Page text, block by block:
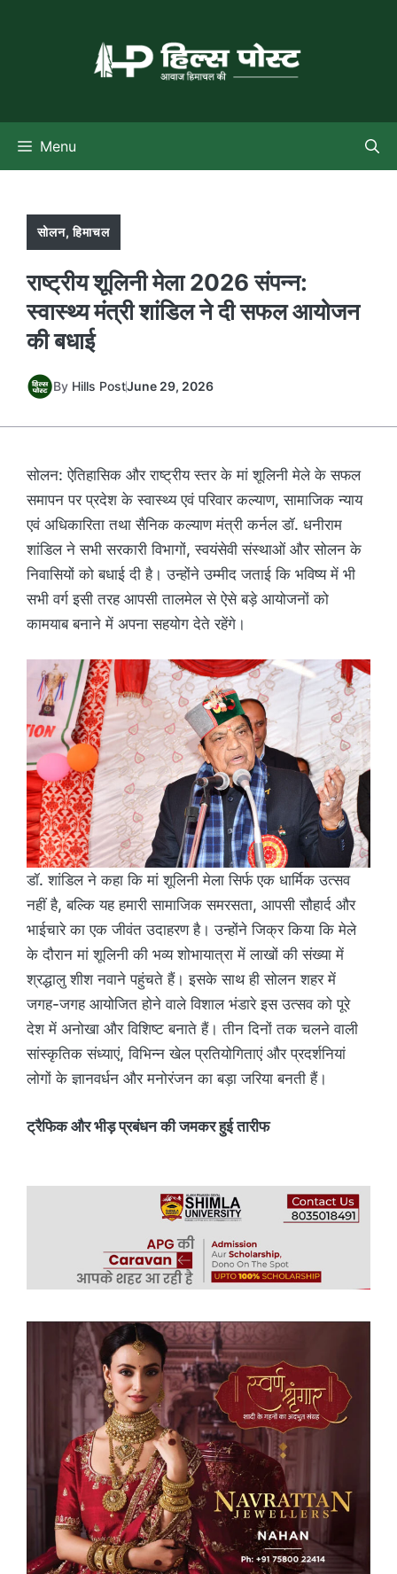
Menu
सोलन,हिमाचल
राष्ट्रीय शूलिनी मेला 2026 संपन्न:
स्वास्थ्य मंत्री शांडिल ने दी सफल आयोजन
की बधाई
By Hills PostJune 29, 2026
सोलन: ऐतिहासिक और राष्ट्रीय स्तर के मां शूलिनी मेले के सफल
समापन पर प्रदेश के स्वास्थ्य एवं परिवार कल्याण, सामाजिक न्याय
एवं अधिकारिता तथा सैनिक कल्याण मंत्री कर्नल डॉ. धनीराम
शांडिल ने सभी सरकारी विभागों, स्वयंसेवी संस्थाओं और सोलन के
निवासियों को बधाई दी है। उन्होंने उम्मीद जताई कि भविष्य में भी
सभी वर्ग इसी तरह आपसी तालमेल से ऐसे बड़े आयोजनों को
कामयाब बनाने में अपना सहयोग देते रहेंगे।
डॉ. शांडिल ने कहा कि मां शूलिनी मेला सिर्फ एक धार्मिक उत्सव
नहीं है, बल्कि यह हमारी सामाजिक समरसता, आपसी सौहार्द और
भाईचारे का एक जीवंत उदाहरण है। उन्होंने जिक्र किया कि मेले
के दौरान मां शूलिनी की भव्य शोभायात्रा में लाखों की संख्या में
श्रद्धालु शीश नवाने पहुंचते हैं। इसके साथ ही सोलन शहर में
जगह-जगह आयोजित होने वाले विशाल भंडारे इस उत्सव को पूरे
देश में अनोखा और विशिष्ट बनाते हैं। तीन दिनों तक चलने वाली
सांस्कृतिक संध्याएं, विभिन्न खेल प्रतियोगिताएं और प्रदर्शनियां
लोगों के ज्ञानवर्धन और मनोरंजन का बड़ा जरिया बनती हैं।
ट्रैफिक और भीड़ प्रबंधन की जमकर हुई तारीफ